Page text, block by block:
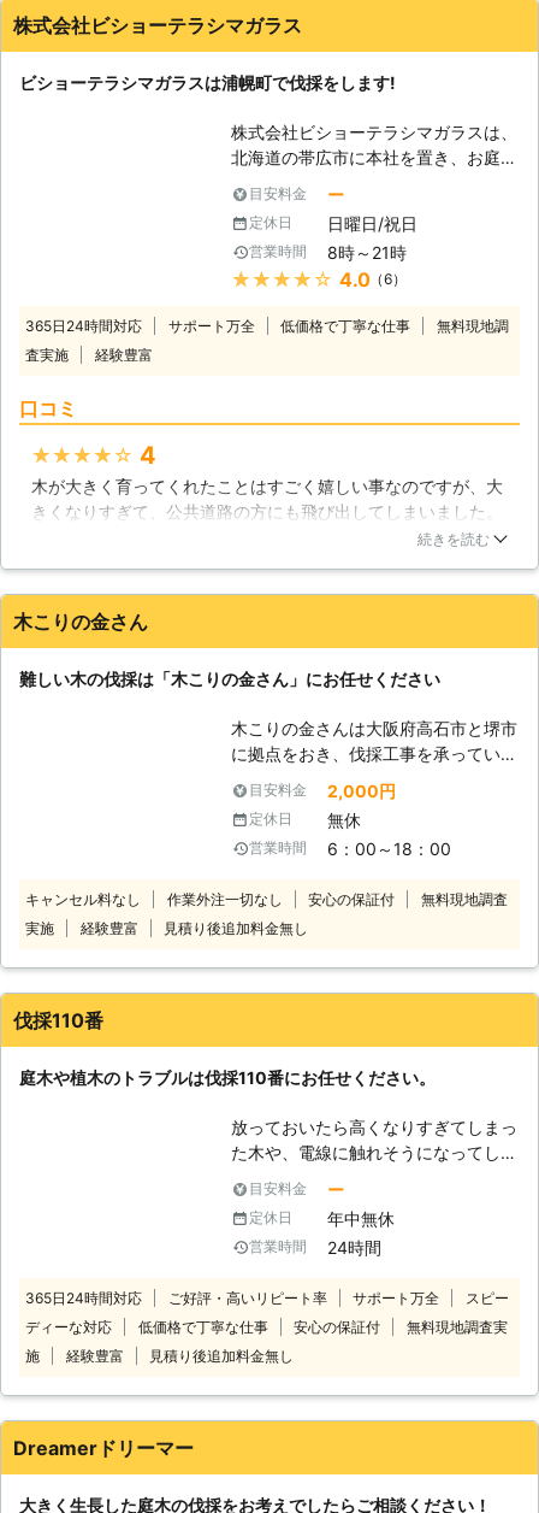
ません。その作業が伐採です。つまり
は庭木を切り倒す作業のことを言いま
のためには切った方が良い時があるの
照園におまかせを！】 しかし、大き
くなってしまった木を切り倒すのは素
人では難しいです。もしかしたら家の
方角に倒してしまい、屋根や外壁など
を破損させてしまうかもしれません。
そうさせないためにも私たち株式会社
石照園のような庭作業に慣れた業者に
依頼をした方が良いです。私たちは庭
仕事を主に行っている業者であり、庭
きます。
株式会社ビショーテラシマガラス
ビショーテラシマガラスは浦幌町で伐採をします!
株式会社ビショーテラシマガラスは、
北海道の帯広市に本社を置き、お庭の
木の伐採作業を行なっている会社で
す。対応可能な地域は十勝郡浦幌町だ
けになっていますが、その分町の魅力
を知りつくした地域密着型の企業なの
です。土曜日でも作業ができるので、
【伐採をしましょう】 人口5,100人ほ
くなり、そのまま放置してしまうとい
う人も少なくないようです。しかしな
がら放置された木は徐々に枯れてい
は浦幌町の気候をよく知っているの
り、安全に木を切り倒すことができま
す。また伐採した木を運搬し、適切に
処分していきます。もしもお庭にお世
話ができなくなった木がある場合は、
浦幌町内全域で活動する当社まで一度
目安料金 ー
定休日 日曜日/祝日
営業時間 8時～21時
★★★★★ 4.0（6）
365日24時間対応 サポート万全 低価格で丁寧な仕事
無料現地調
査実施
経験豊富
口コミ
★★★★★ 4
木が大きく育ってくれたことはすごく嬉しい事なのですが、大
きくなりすぎて、公共道路の方にも飛び出してしまいました。
さすがにこれはまずいと思いビショーテラシマガラスサンに伐
底してもらえましたよ！無事に伐ってもらえるしすごく良い業
者さんでした！
北海道 帯広市 2016年12月22日
続きを読む
木こりの金さん
難しい木の伐採は「木こりの金さん」にお任せください
木こりの金さんは大阪府高石市と堺市
に拠点をおき、伐採工事を承っていま
す。大阪府の隣接エリアはもちろんの
こと、北海道でもご依頼承っています
ので気軽にご相談ください。 【特殊
伐採が得意！ほかで断られた依頼もお
きる業者を探している ・狭い場所の
ため伐採作業を断られてしまった こ
た状況での伐採は、周りの建物や電線
高い技術が必要です。当店では木に登
って少しずつ切り詰めていく「特殊伐
採」により、安全に伐採工事をおこな
いますので安心してお任せください。
【樹木に携わり約10年のベテランが
対応】 庭仕事・林業に携わってから
10年ほど経ちました。その前は建築
業を専門に50年以上の実績があり、
高所での作業に慣れていることが強み
です。木の上での作業をご依頼のとき
目安料金 2,000円
定休日 無休
営業時間 6：00～18：00
キャンセル料なし 作業外注一切なし 安心の保証付
無料現地調査
実施
経験豊富 見積り後追加料金無し
伐採110番
庭木や植木のトラブルは伐採110番にお任せください。
放っておいたら高くなりすぎてしまっ
た木や、電線に触れそうになってしま
っている木など、ご自分では手に負え
なくなってしまった木はありません
か？ 伐採110番では、1本から伐採、
抜根をお受けします。 一人で悩まず
24時間365日、無料でお電話でのご
相談をお受けしております。 【伐採
110番の4つの強み】 ・庭木や植木1本
けでも伐採、抜根をさせていただきま
「仕事で立ち合える時間がない」、
「実家が遠い」などの立ち合いが難し
目安料金 ー
定休日 年中無休
営業時間 24時間
365日24時間対応 ご好評・高いリピート率 サポート万全
スピー
ディーな対応
低価格で丁寧な仕事 安心の保証付
無料現地調査実
施
経験豊富 見積り後追加料金無し
Dreamerドリーマー
大きく生長した庭木の伐採をお考えでしたらご相談ください！